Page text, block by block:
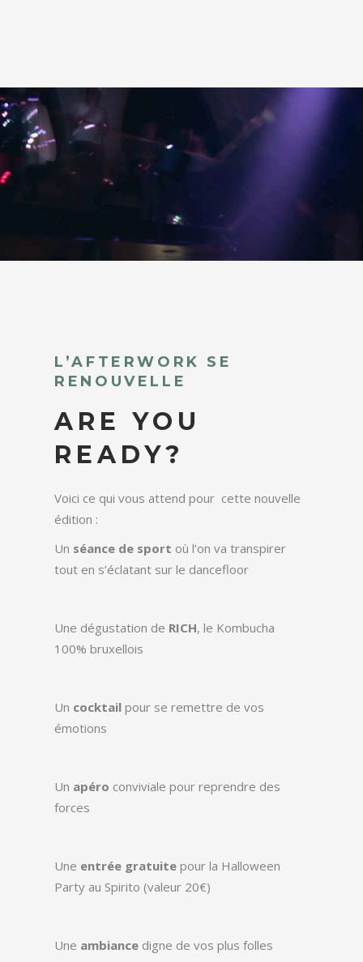
L’AFTERWORK SE
RENOUVELLE
ARE YOU
READY?
Voici ce qui vous attend pour cette nouvelle
édition :
Un séance de sport où l’on va transpirer
tout en s’éclatant sur le dancefloor
Une dégustation de RICH, le Kombucha
100% bruxellois
Un cocktail pour se remettre de vos
émotions
Un apéro conviviale pour reprendre des
forces
Une entrée gratuite pour la Halloween
Party au Spirito (valeur 20€)
Une ambiance digne de vos plus folles